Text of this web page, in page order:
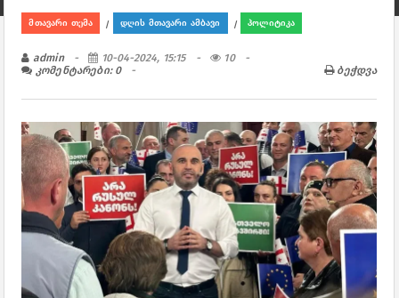
მთავარი თემა / დღის მთავარი ამბავი / პოლიტიკა
admin 10-04-2024, 15:15
10
კომენტარები: 0
ბეჭდვა